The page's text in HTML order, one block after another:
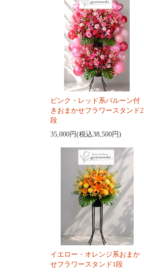
ピンク・レッド系バルーン付
きおまかせフラワースタンド2
段
35,000円(税込38,500円)
イエロー・オレンジ系おまか
せフラワースタンド1段